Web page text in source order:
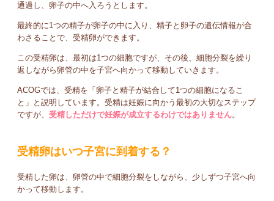
通過し、卵子の中へ入ろうとします。
最終的に1つの精子が卵子の中に入り、精子と卵子の遺伝情報が合
わさることで、受精卵ができます。
この受精卵は、最初は1つの細胞ですが、その後、細胞分裂を繰り
返しながら卵管の中を子宮へ向かって移動していきます。
ACOGでは、受精を「卵子と精子が結合して1つの細胞になるこ
と」と説明しています。受精は妊娠に向かう最初の大切なステップ
ですが、 受精しただけで妊娠が成立するわけではありません。
受精卵はいつ子宮に到着する？
受精した卵は、卵管の中で細胞分裂をしながら、少しずつ子宮へ向
かって移動します。